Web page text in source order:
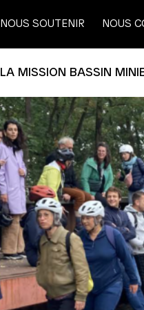
NOUS SOUTENIR NOUS
LA MISSION BASSIN